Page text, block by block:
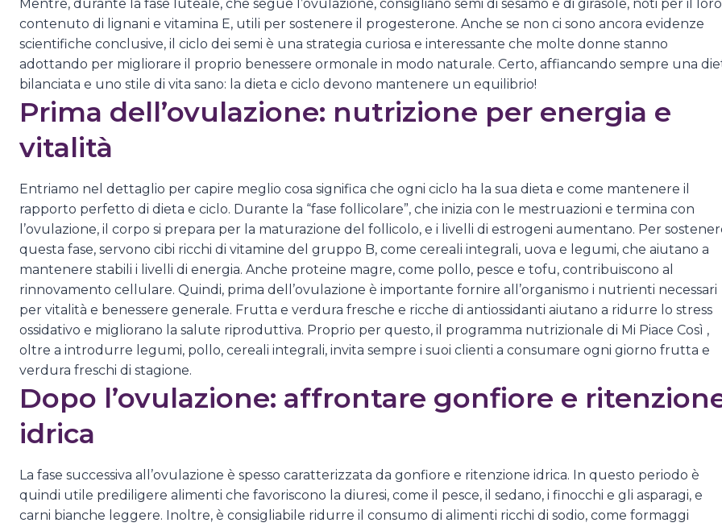
Mentre, durante la fase luteale, che segue l’ovulazione, consigliano semi di sesamo e di girasole, noti per il loro
contenuto di lignani e vitamina E, utili per sostenere il progesterone. Anche se non ci sono ancora evidenze
scientifiche conclusive, il ciclo dei semi è una strategia curiosa e interessante che molte donne stanno
adottando per migliorare il proprio benessere ormonale in modo naturale. Certo, affiancando sempre una
bilanciata e uno stile di vita sano: la dieta e ciclo devono mantenere un equilibrio!
Prima dell’ovulazione: nutrizione per energia e
vitalità
Entriamo nel dettaglio per capire meglio cosa significa che ogni ciclo ha la sua dieta e come mantenere il
rapporto perfetto di dieta e ciclo. Durante la “fase follicolare”, che inizia con le mestruazioni e termina con
l’ovulazione, il corpo si prepara per la maturazione del follicolo, e i livelli di estrogeni aumentano. Per
questa fase, servono cibi ricchi di vitamine del gruppo B, come cereali integrali, uova e legumi, che aiutano a
mantenere stabili i livelli di energia. Anche proteine magre, come pollo, pesce e tofu, contribuiscono al
rinnovamento cellulare. Quindi, prima dell’ovulazione è importante fornire all’organismo i nutrienti necessari
per vitalità e benessere generale. Frutta e verdura fresche e ricche di antiossidanti aiutano a ridurre lo stress
ossidativo e migliorano la salute riproduttiva. Proprio per questo, il programma nutrizionale di Mi Piace Così ,
oltre a introdurre legumi, pollo, cereali integrali, invita sempre i suoi clienti a consumare ogni giorno frutta e
verdura freschi di stagione.
Dopo l’ovulazione: affrontare gonfiore e
idrica
La fase successiva all’ovulazione è spesso caratterizzata da gonfiore e ritenzione idrica. In questo periodo è
quindi utile prediligere alimenti che favoriscono la diuresi, come il pesce, il sedano, i finocchi e gli asparagi, e
carni bianche leggere. Inoltre, è consigliabile ridurre il consumo di alimenti ricchi di sodio, come formaggi